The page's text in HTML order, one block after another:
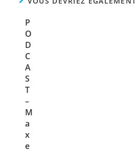
P
O
D
C
A
S
T
–
M
a
x
e